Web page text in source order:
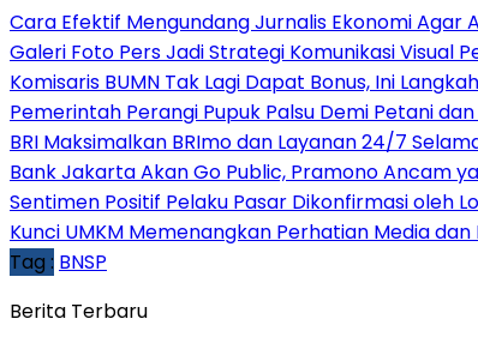
Cara Efektif Mengundang Jurnalis Ekonomi Agar
Galeri Foto Pers Jadi Strategi Komunikasi Visual
Komisaris BUMN Tak Lagi Dapat Bonus, Ini
Pemerintah Perangi Pupuk Palsu Demi Petani
BRI Maksimalkan BRImo dan Layanan 24/7
Bank Jakarta Akan Go Public, Pramono Ancam
Sentimen Positif Pelaku Pasar Dikonfirmasi oleh
Kunci UMKM Memenangkan Perhatian Media
Tag : BNSP
Berita Terbaru